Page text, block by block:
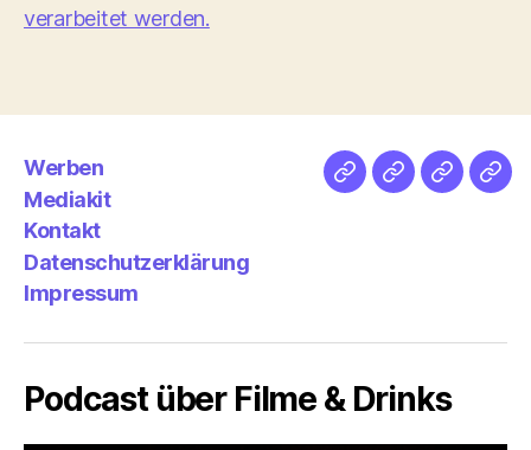
verarbeitet werden.
Werben
Mediakit
Kontakt
Datenschutzerklärung
Impressum
NetzMedien
Podcast über Filme & Drinks